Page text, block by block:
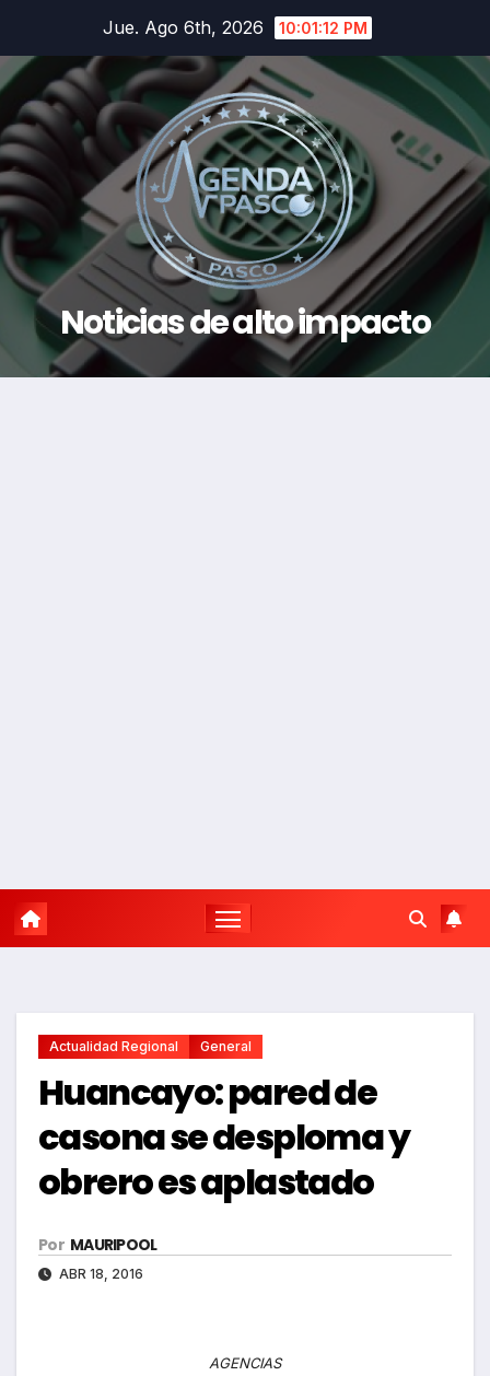
contenido
Jue. Ago 6th, 2026 10:01:13 PM
Noticias de alto impacto
Actualidad Regional General
Huancayo: pared de
casona se desploma y
obrero es aplastado
Por MAURIPOOL
ABR 18, 2016
AGENCIAS